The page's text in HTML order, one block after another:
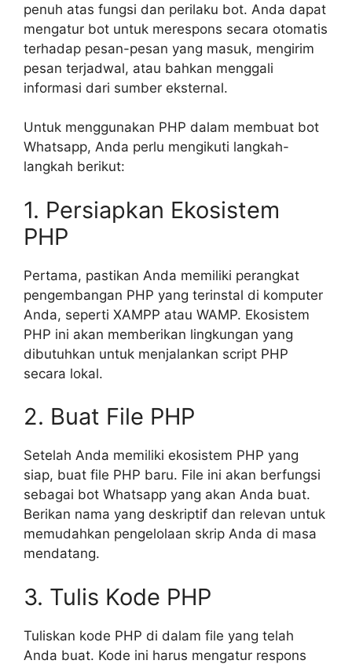
penuh atas fungsi dan perilaku bot. Anda dapat
mengatur bot untuk merespons secara otomatis
terhadap pesan-pesan yang masuk, mengirim
pesan terjadwal, atau bahkan menggali
informasi dari sumber eksternal.
Untuk menggunakan PHP dalam membuat bot
Whatsapp, Anda perlu mengikuti langkah-
langkah berikut:
1. Persiapkan Ekosistem
PHP
Pertama, pastikan Anda memiliki perangkat
pengembangan PHP yang terinstal di komputer
Anda, seperti XAMPP atau WAMP. Ekosistem
PHP ini akan memberikan lingkungan yang
dibutuhkan untuk menjalankan script PHP
secara lokal.
2. Buat File PHP
Setelah Anda memiliki ekosistem PHP yang
siap, buat file PHP baru. File ini akan berfungsi
sebagai bot Whatsapp yang akan Anda buat.
Berikan nama yang deskriptif dan relevan untuk
memudahkan pengelolaan skrip Anda di masa
mendatang.
3. Tulis Kode PHP
Tuliskan kode PHP di dalam file yang telah
Anda buat. Kode ini harus mengatur respons